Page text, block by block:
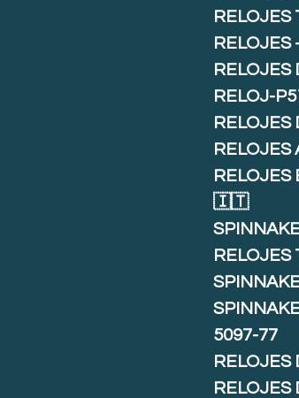
RELOJES
RELOJES
RELOJES
RELOJ-
RELOJES
RELOJES
RELOJES
🇮🇹
RELOJES
5097-77
RELOJES
RELOJES